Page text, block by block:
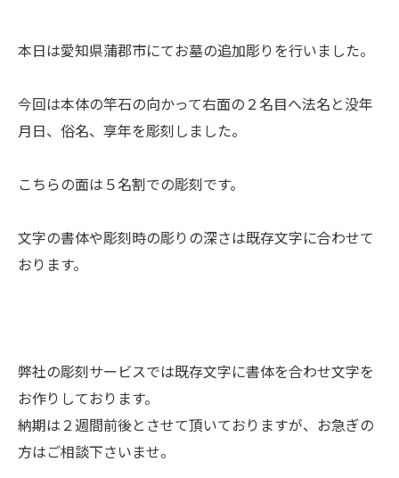
本日は愛知県蒲郡市にてお墓の追加彫りを行いました。
今回は本体の竿石の向かって右面の２名目へ法名と没年
月日、俗名、享年を彫刻しました。
こちらの面は５名割での彫刻です。
文字の書体や彫刻時の彫りの深さは既存文字に合わせて
おります。
弊社の彫刻サービスでは既存文字に書体を合わせ文字を
お作りしております。
納期は２週間前後とさせて頂いておりますが、お急ぎの
方はご相談下さいませ。